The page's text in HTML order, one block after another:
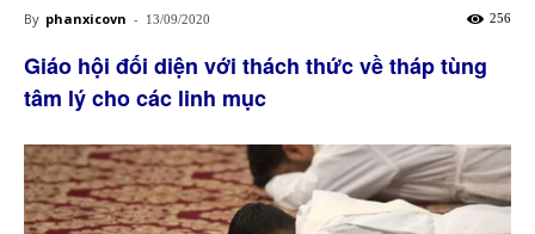
By phanxicovn - 13/09/2020 256
Giáo hội đối diện với thách thức về tháp tùng
tâm lý cho các linh mục